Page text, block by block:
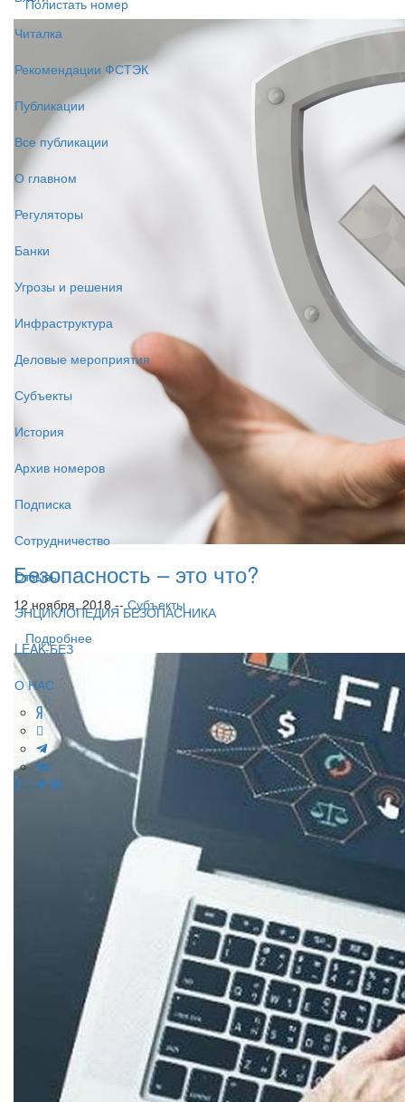
Читалка
Рекомендации ФСТЭК
Публикации
Все публикации
О главном
Регуляторы
Банки
Угрозы и решения
Инфраструктура
Деловые мероприятия
Субъекты
История
Архив номеров
Подписка
Сотрудничество
Отзывы
ЭНЦИКЛОПЕДИЯ БЕЗОПАСНИКА
LEAK-БЕЗ
О НАС
Безопасность – это что?
12 ноября, 2018 -- Субъекты
Подробнее